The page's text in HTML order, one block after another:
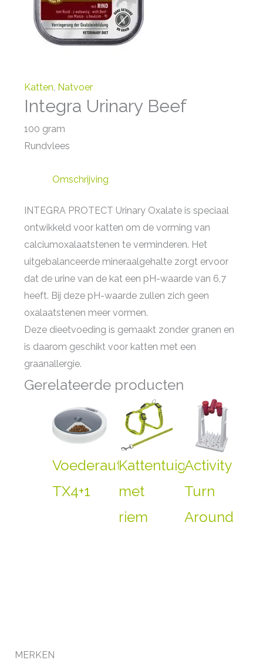
Katten Natvoer
Integra Urinary Beef
100 gram
Rundvlees
Omschrijving
INTEGRA PROTECT Urinary Oxalate is speciaal
ontwikkeld voor katten om de vorming van
calciumoxalaatstenen te verminderen. Het
uitgebalanceerde mineraalgehalte zorgt ervoor
dat de urine van de kat een pH-waarde van 6,7
heeft. Bij deze pH-waarde zullen zich geen
oxalaatstenen meer vormen.
Deze dieetvoeding is gemaakt zonder granen en
is daarom geschikt voor katten met een
graanallergie.
Gerelateerde producten
Voederautomaat
TX4+1
Kattentuig
met
riem
Activity
Turn
Around
MERKEN